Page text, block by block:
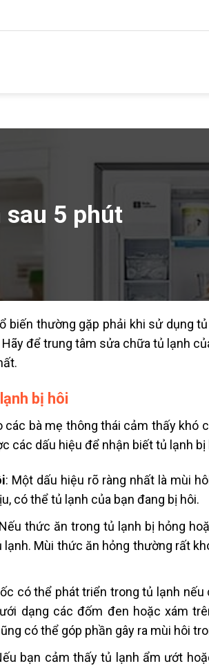
sau 5 phút
biến thường gặp phải khi sử dụng
để trung tâm sửa chữa tủ lạnh
bị hôi
các bà mẹ thông thái cảm thấy khó
các dấu hiệu để nhận biết tủ lạnh bị
: Một dấu hiệu rõ ràng nhất là mùi
có thể tủ lạnh của bạn đang bị hôi.
thức ăn trong tủ lạnh bị hỏng
Mùi thức ăn hỏng thường rất
có thể phát triển trong tủ lạnh
dạng các đốm đen hoặc xám
có thể góp phần gây ra mùi hôi
bạn cảm thấy tủ lạnh ẩm ướt